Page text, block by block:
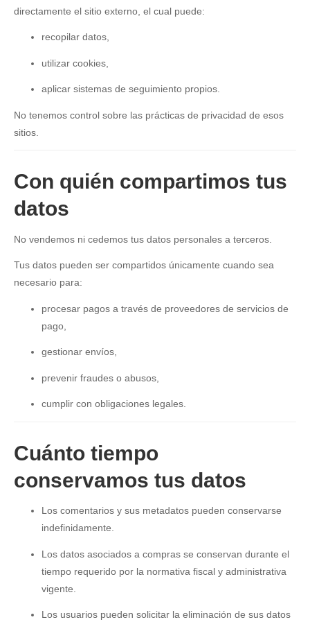
directamente el sitio externo, el cual puede:
recopilar datos,
utilizar cookies,
aplicar sistemas de seguimiento propios.
No tenemos control sobre las prácticas de privacidad de esos
sitios.
Con quién compartimos tus
datos
No vendemos ni cedemos tus datos personales a terceros.
Tus datos pueden ser compartidos únicamente cuando sea
necesario para:
procesar pagos a través de proveedores de servicios de
pago,
gestionar envíos,
prevenir fraudes o abusos,
cumplir con obligaciones legales.
Cuánto tiempo
conservamos tus datos
Los comentarios y sus metadatos pueden conservarse
indefinidamente.
Los datos asociados a compras se conservan durante el
tiempo requerido por la normativa fiscal y administrativa
vigente.
Los usuarios pueden solicitar la eliminación de sus datos